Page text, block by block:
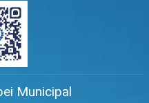
Municipal